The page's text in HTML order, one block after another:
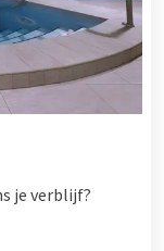
je verblijf?